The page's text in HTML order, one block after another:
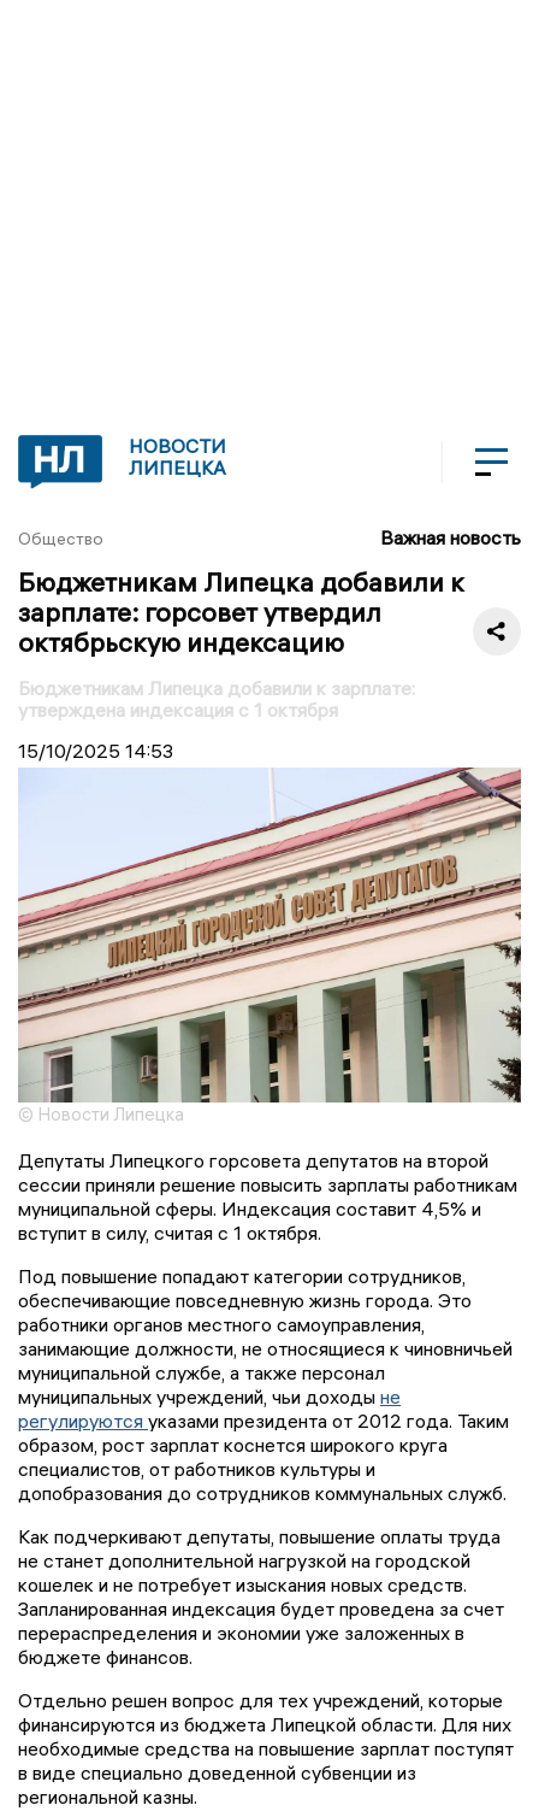
НОВОСТИ
ЛИПЕЦКА
Общество Важная новость
Бюджетникам Липецка добавили к
зарплате: горсовет утвердил
октябрьскую индексацию
Бюджетникам Липецка добавили к зарплате:
утверждена индексация с 1 октября
15/10/2025 14:53
© Новости Липецка
Депутаты Липецкого горсовета депутатов на второй
сессии приняли решение повысить зарплаты работникам
муниципальной сферы. Индексация составит 4,5% и
вступит в силу, считая с 1 октября.
Под повышение попадают категории сотрудников,
обеспечивающие повседневную жизнь города. Это
работники органов местного самоуправления,
занимающие должности, не относящиеся к чиновничьей
муниципальной службе, а также персонал
муниципальных учреждений, чьи доходы не
регулируются указами президента от 2012 года. Таким
образом, рост зарплат коснется широкого круга
специалистов, от работников культуры и
допобразования до сотрудников коммунальных служб.
Как подчеркивают депутаты, повышение оплаты труда
не станет дополнительной нагрузкой на городской
кошелек и не потребует изыскания новых средств.
Запланированная индексация будет проведена за счет
перераспределения и экономии уже заложенных в
бюджете финансов.
Отдельно решен вопрос для тех учреждений, которые
финансируются из бюджета Липецкой области. Для них
необходимые средства на повышение зарплат поступят
в виде специально доведенной субвенции из
региональной казны.